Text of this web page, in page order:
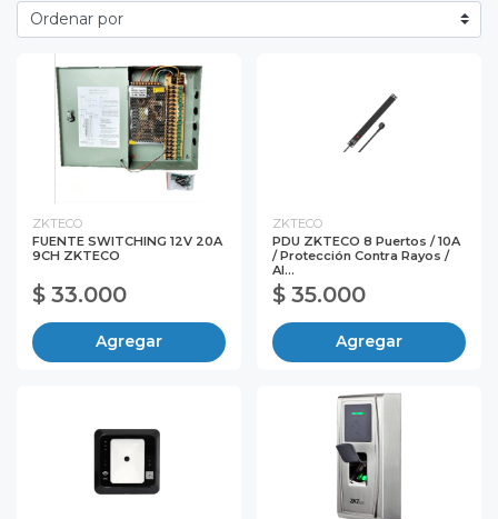
ZKTECO
FUENTE SWITCHING 12V 20A
9CH ZKTECO
$ 33.000
Agregar
ZKTECO
PDU ZKTECO 8 Puertos / 10A
/ Protección Contra Rayos /
Al...
$ 35.000
Agregar